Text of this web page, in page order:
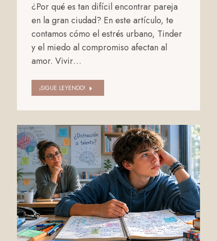
¿Por qué es tan difícil encontrar pareja
en la gran ciudad? En este artículo, te
contamos cómo el estrés urbano, Tinder
y el miedo al compromiso afectan al
amor. Vivir…
¡SIGUE LEYENDO!